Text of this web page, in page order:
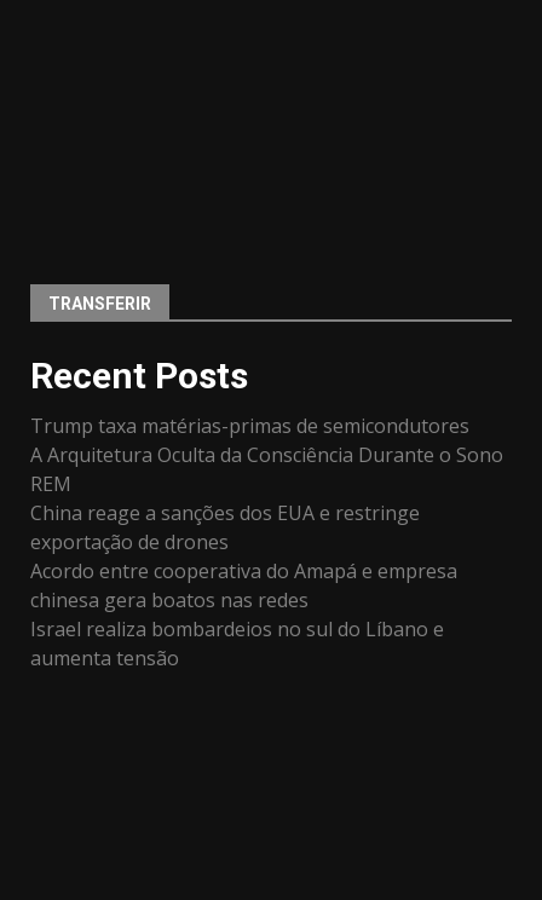
TRANSFERIR
Recent Posts
Trump taxa matérias-primas de semicondutores
A Arquitetura Oculta da Consciência Durante o Sono
REM
China reage a sanções dos EUA e restringe
exportação de drones
Acordo entre cooperativa do Amapá e empresa
chinesa gera boatos nas redes
Israel realiza bombardeios no sul do Líbano e
aumenta tensão